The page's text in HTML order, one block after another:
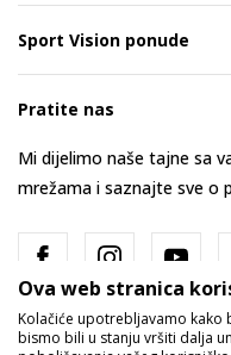
Sport Vision ponude
Pratite nas
Mi dijelimo naše tajne sa
mrežama i saznajte sve o
Ova web stranica
Kolačiće upotrebljavamo kako
bismo bili u stanju vršiti dalja